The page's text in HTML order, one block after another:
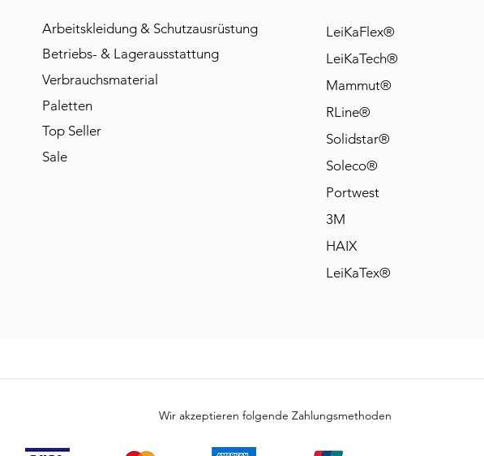
Arbeitskleidung & Schutzausrüstung
Betriebs- & Lagerausstattung
Verbrauchsmaterial
Paletten
Top Seller
Sale
LeiKaFlex®
LeiKaTech®
Mammut®
RLine®
Solidstar®
Soleco®
Portwest
3M
HAIX
LeiKaTex®
Wir akzeptieren folgende Zahlungsmethoden